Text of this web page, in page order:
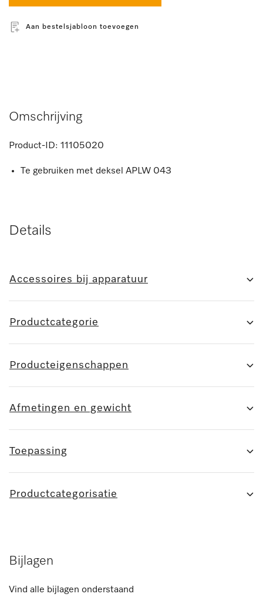
Aan bestelsjabloon toevoegen
Omschrijving
Product-ID: 11105020
Te gebruiken met deksel APLW 043
Details
Accessoires bij apparatuur
Productcategorie
Producteigenschappen
Afmetingen en gewicht
Toepassing
Productcategorisatie
Bijlagen
Vind alle bijlagen onderstaand